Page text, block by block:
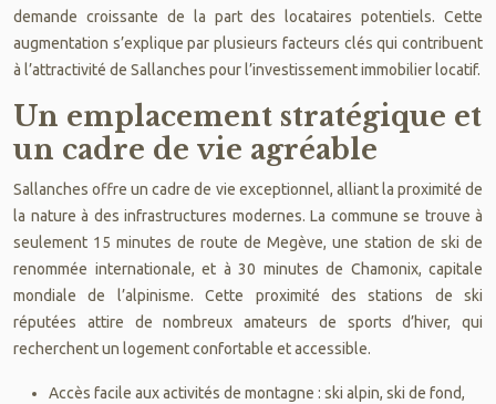
demande croissante de la part des locataires potentiels. Cette
augmentation s’explique par plusieurs facteurs clés qui contribuent
à l’attractivité de Sallanches pour l’investissement immobilier locatif.
Un emplacement stratégique et
un cadre de vie agréable
Sallanches offre un cadre de vie exceptionnel, alliant la proximité de
la nature à des infrastructures modernes. La commune se trouve à
seulement 15 minutes de route de Megève, une station de ski de
renommée internationale, et à 30 minutes de Chamonix, capitale
mondiale de l’alpinisme. Cette proximité des stations de ski
réputées attire de nombreux amateurs de sports d’hiver, qui
recherchent un logement confortable et accessible.
Accès facile aux activités de montagne : ski alpin, ski de fond,